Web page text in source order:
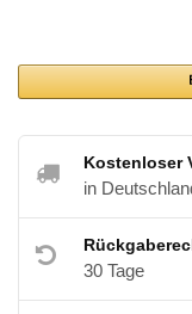
Kostenloser
in
30 Tage